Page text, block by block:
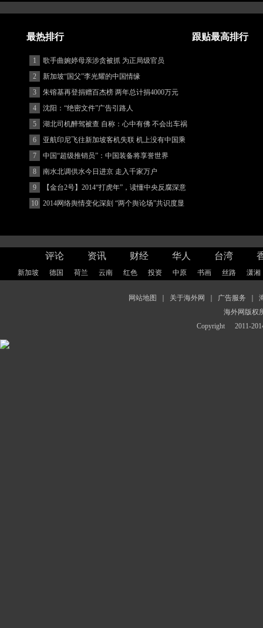
最热排行 跟贴最高排行
1
歌手曲婉婷母亲涉贪被抓 为正局级官员
2
新加坡“国父”李光耀的中国情缘
3
朱镕基再登捐赠百杰榜 两年总计捐4000万元
4
沈阳：“绝密文件”广告引路人
5
湖北司机醉驾被查 自称：心中有佛 不会出车祸
(图)
6
亚航印尼飞往新加坡客机失联 机上没有中国乘
客
7
中国“超级推销员”：中国装备将享誉世界
8
南水北调供水今日进京 走入千家万户
9
【金台2号】2014“打虎年”，读懂中央反腐深意
10 2014网络舆情变化深刻 “两个舆论场”共识度显
评论 资讯 财经 华人 台湾
新加坡 德国 荷兰 云南 红色 投资 中原 书画 丝路 潇湘
网站地图 关于海外网 广告服务
海外网版权
Copyright
2011-